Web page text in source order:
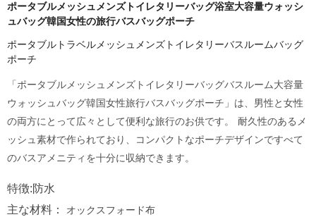
ポータブルメッシュメンズトイレタリーバッグ浴室大容量ウォッシ
ュバッグ韓国女性の旅行バスバッグポーチ
ポータブルトラベルメッシュメンズトイレタリーバスルームバッグ
ポーチ
「ポータブルメッシュメンズトイレタリーバッグバスルーム大容量
ウォッシュバッグ韓国女性旅行バスバッグポーチ」は、男性と女性
の両方にとって広々として便利な旅行のお供です。 耐久性のあるメ
ッシュ素材で作られており、コンパクトなポーチデザインですべて
のバスアメニティを十分に収納できます。
特徴:防水
主な材料： オックスフォード布